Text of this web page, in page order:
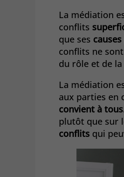
La médiation
conflits
que ses
conflits ne
du rôle et de la
La médiation
aux parties en
convient à tous
plutôt que sur
conflits qui